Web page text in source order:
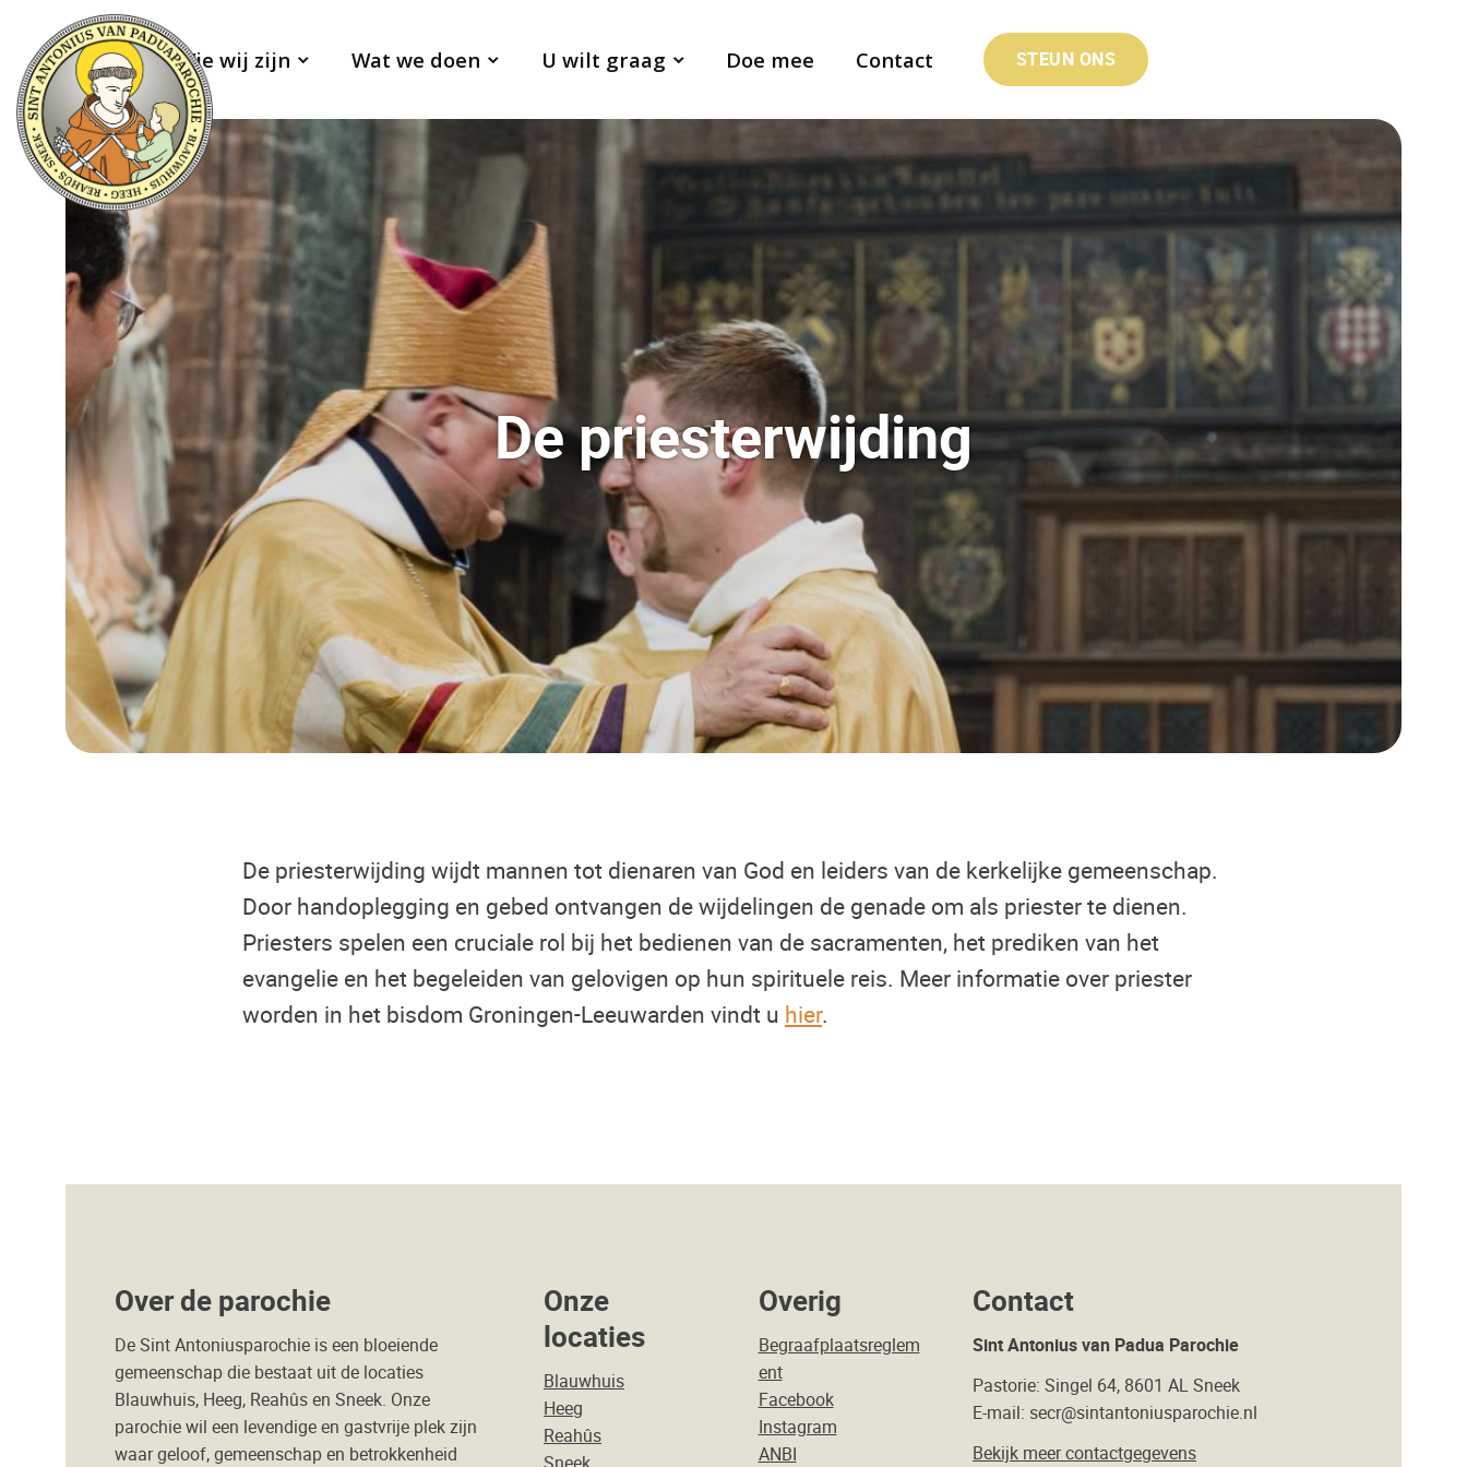
Wie wij zijn Wat we doen U wilt graag Doe mee Contact STEUN ONS
De priesterwijding
De priesterwijding wijdt mannen tot dienaren van God en leiders van de kerkelijke gemeenschap.
Door handoplegging en gebed ontvangen de wijdelingen de genade om als priester te dienen.
Priesters spelen een cruciale rol bij het bedienen van de sacramenten, het prediken van het
evangelie en het begeleiden van gelovigen op hun spirituele reis. Meer informatie over priester
worden in het bisdom Groningen-Leeuwarden vindt u hier.
Over de parochie
De Sint Antoniusparochie is een bloeiende
gemeenschap die bestaat uit de locaties
Blauwhuis, Heeg, Reahûs en Sneek. Onze
parochie wil een levendige en gastvrije plek zijn
waar geloof, gemeenschap en betrokkenheid
Onze
locaties
Blauwhuis
Heeg
Reahûs
Overig
Begraafplaatsreglem
ent
Facebook
Instagram
ANBI
Contact
Sint Antonius van Padua Parochie
Pastorie: Singel 64, 8601 AL Sneek
E-mail: secr@sintantoniusparochie.nl
Bekijk meer contactgegevens